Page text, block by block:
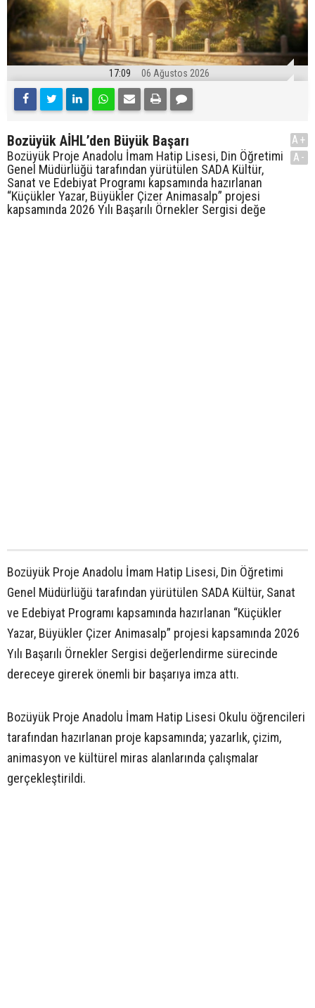
17:09 06 Ağustos 2026
Bozüyük AİHL’den Büyük Başarı
Bozüyük Proje Anadolu İmam Hatip Lisesi, Din Öğretimi
Genel Müdürlüğü tarafından yürütülen SADA Kültür,
Sanat ve Edebiyat Programı kapsamında hazırlanan
“Küçükler Yazar, Büyükler Çizer Animasalp” projesi
kapsamında 2026 Yılı Başarılı Örnekler Sergisi değe
A+
A-
Bozüyük Proje Anadolu İmam Hatip Lisesi, Din Öğretimi
Genel Müdürlüğü tarafından yürütülen SADA Kültür, Sanat
ve Edebiyat Programı kapsamında hazırlanan “Küçükler
Yazar, Büyükler Çizer Animasalp” projesi kapsamında 2026
Yılı Başarılı Örnekler Sergisi değerlendirme sürecinde
dereceye girerek önemli bir başarıya imza attı.
Bozüyük Proje Anadolu İmam Hatip Lisesi Okulu öğrencileri
tarafından hazırlanan proje kapsamında; yazarlık, çizim,
animasyon ve kültürel miras alanlarında çalışmalar
gerçekleştirildi.